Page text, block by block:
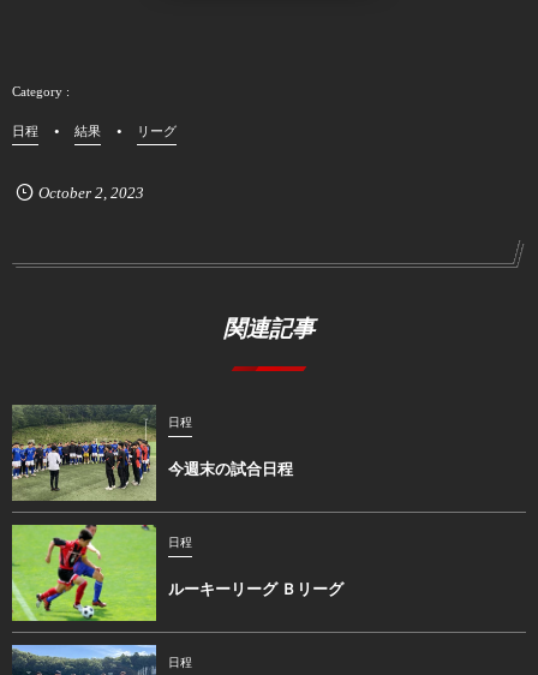
日程 結果 リーグ
October 2, 2023
関連記事
日程
今週末の試合日程
日程
ルーキーリーグ Ｂリーグ
日程